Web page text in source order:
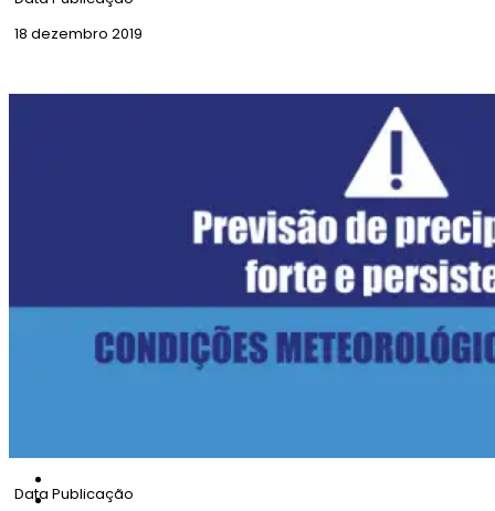
18 dezembro 2019
Data Publicação